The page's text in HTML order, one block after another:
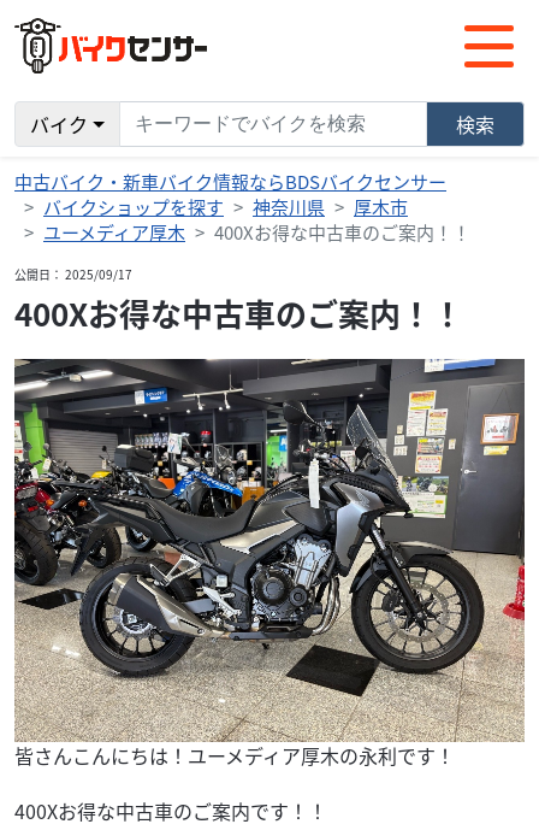
バイク 検索
中古バイク・新車バイク情報ならBDSバイクセンサー
バイクショップを探す
神奈川県
厚木市
ユーメディア厚木
400Xお得な中古車のご案内！！
公開日： 2025/09/17
400Xお得な中古車のご案内！！
皆さんこんにちは！ユーメディア厚木の永利です！
400Xお得な中古車のご案内です！！